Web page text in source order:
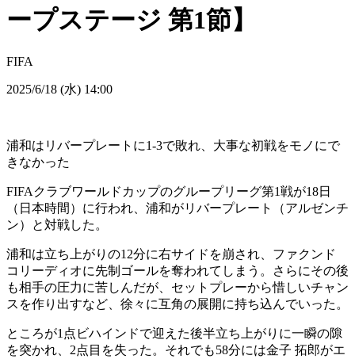
ープステージ 第1節】
FIFA
2025/6/18 (水) 14:00
浦和はリバープレートに1-3で敗れ、大事な初戦をモノにで
きなかった
FIFAクラブワールドカップのグループリーグ第1戦が18日
（日本時間）に行われ、浦和がリバープレート（アルゼンチ
ン）と対戦した。
浦和は立ち上がりの12分に右サイドを崩され、ファクンド
コリーディオに先制ゴールを奪われてしまう。さらにその後
も相手の圧力に苦しんだが、セットプレーから惜しいチャン
スを作り出すなど、徐々に互角の展開に持ち込んでいった。
ところが1点ビハインドで迎えた後半立ち上がりに一瞬の隙
を突かれ、2点目を失った。それでも58分には金子 拓郎がエ